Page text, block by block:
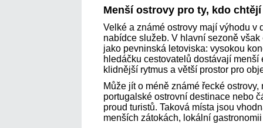
Menší ostrovy pro ty, kdo
Velké a známé ostrovy mají výhodu v
nabídce služeb. V hlavní sezoně
jako pevninská letoviska: vysokou
hledáčku cestovatelů dostávají
klidnější rytmus a větší prostor pro
Může jít o méně známé řecké
portugalské ostrovní destinace nebo
proud turistů. Taková místa jsou
menších zátokách, lokální